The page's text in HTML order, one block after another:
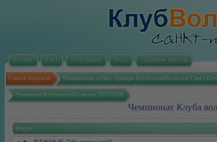
На сайт FAQ Регистрация Вход Турнирная таблица
Список форумов Чемпионаты, кубки, турниры Клуба волейболистов Санкт-
Чемпионат Клуба волейболистов 2017-2018
Чемпионат Клуба
Форум